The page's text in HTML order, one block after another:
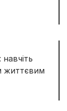
навчіть
життєвим